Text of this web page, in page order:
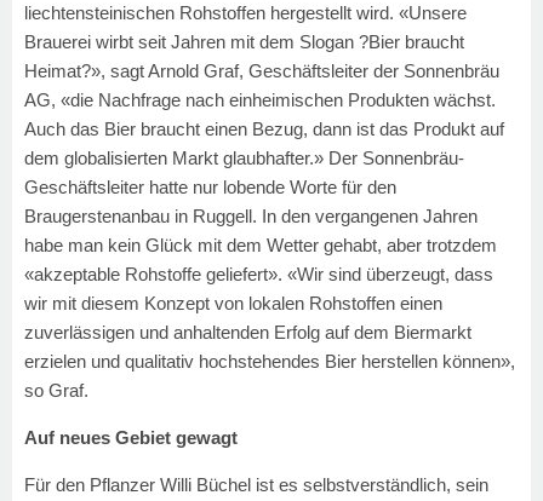
liechtensteinischen Rohstoffen hergestellt wird. «Unsere
Brauerei wirbt seit Jahren mit dem Slogan ?Bier braucht
Heimat?», sagt Arnold Graf, Geschäftsleiter der Sonnenbräu
AG, «die Nachfrage nach einheimischen Produkten wächst.
Auch das Bier braucht einen Bezug, dann ist das Produkt auf
dem globalisierten Markt glaubhafter.» Der Sonnenbräu-
Geschäftsleiter hatte nur lobende Worte für den
Braugerstenanbau in Ruggell. In den vergangenen Jahren
habe man kein Glück mit dem Wetter gehabt, aber trotzdem
«akzeptable Rohstoffe geliefert». «Wir sind überzeugt, dass
wir mit diesem Konzept von lokalen Rohstoffen einen
zuverlässigen und anhaltenden Erfolg auf dem Biermarkt
erzielen und qualitativ hochstehendes Bier herstellen können»,
so Graf.
Auf neues Gebiet gewagt
Für den Pflanzer Willi Büchel ist es selbstverständlich, sein